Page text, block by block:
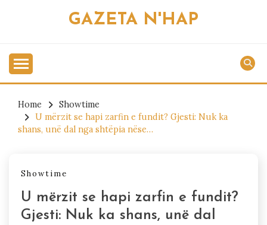
GAZETA N'HAP
Home
Showtime
U mërzit se hapi zarfin e fundit? Gjesti: Nuk ka
shans, unë dal nga shtëpia nëse…
Showtime
U mërzit se hapi zarfin e fundit?
Gjesti: Nuk ka shans, unë dal